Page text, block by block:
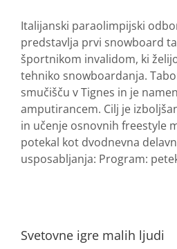
Italijanski paraolimpijski
predstavlja prvi snowboard
športnikom invalidom, ki
tehniko snowboardanja.
smučišču v Tignes in je
amputirancem. Cilj je
in učenje osnovnih freestyle
potekal kot dvodnevna
usposabljanja: Program:
Svetovne igre malih ljudi